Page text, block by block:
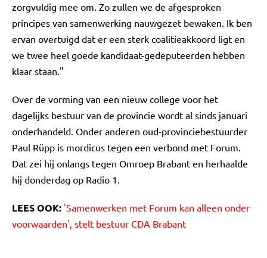
zorgvuldig mee om. Zo zullen we de afgesproken
principes van samenwerking nauwgezet bewaken. Ik ben
ervan overtuigd dat er een sterk coalitieakkoord ligt en
we twee heel goede kandidaat-gedeputeerden hebben
klaar staan."
Over de vorming van een nieuw college voor het
dagelijks bestuur van de provincie wordt al sinds januari
onderhandeld. Onder anderen oud-provinciebestuurder
Paul Rüpp is mordicus tegen een verbond met Forum.
Dat zei hij onlangs tegen Omroep Brabant en herhaalde
hij donderdag op Radio 1.
LEES OOK: 'Samenwerken met Forum kan alleen onder
voorwaarden', stelt bestuur CDA Brabant